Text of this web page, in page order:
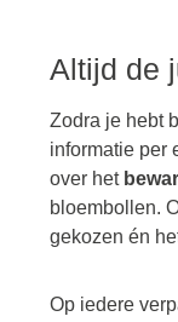
Altijd de
Zodra je hebt
informatie per
over het
bloembollen.
gekozen én
Op iedere